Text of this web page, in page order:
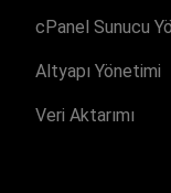
cPanel Sunucu
Altyapı Yönetimi
Veri Aktarımı